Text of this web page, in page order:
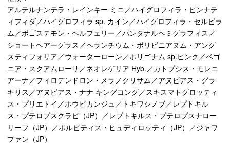
アルテルナンテラ・レインキー ミニ／ハイグロフィラ・ピンナテ
ィフィダ／ハイグロフィラ sp. カイン／ハイグロフィラ・セルピラ
ム／ポゴステモン・ヘルフェリー／パンタナルヘミグラフィス／
ショートヘアーグラス／ヘランチウム・ボリビニアヌム・アング
スティフォリア／ウォーターローン／ポリゴナム sp.ピンク／ベゴ
ニア・スクアムローサ／ネオレゲリア Hyb.／カトプシス・モレニ
アーナ／フィロデンドロン・メラノクリサム／アヌビアス・グラ
キリス／アヌビアス・ナナ キングコング／スキスマトグロッティ
ス・プリエトイ／ホウビカンジュ／トキワシノブ／レプトキル
ス・プテロプスクラビ（JP）／レプトキルス・プテロプスナロー
リーフ（JP）／ボルビティス・ヒュディロッティ（JP）／ジャワ
ファン（JP）